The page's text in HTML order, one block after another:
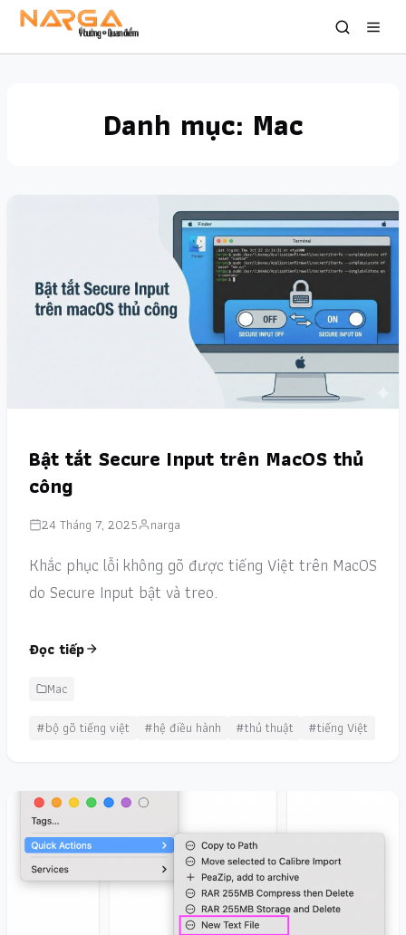
Danh mục: Mac
Bật tắt Secure Input trên MacOS thủ
công
24 Tháng 7, 2025 narga
Khắc phục lỗi không gõ được tiếng Việt trên MacOS
do Secure Input bật và treo.
Đọc tiếp
Mac
#bộ gõ tiếng việt
#hệ điều hành #thủ thuật #tiếng Việt